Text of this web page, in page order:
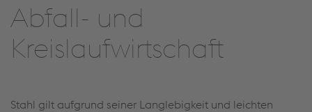
Abfall- und
Kreislaufwirtschaft
Stahl gilt aufgrund seiner Langlebigkeit und leichten